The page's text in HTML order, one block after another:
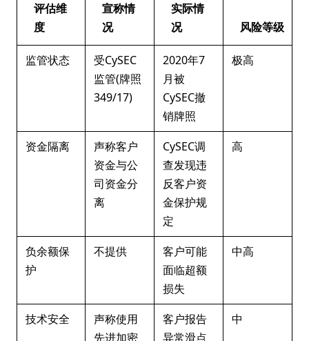
评估维
度
宣称情
况
实际情
况
风险等级
监管状态
受CySEC
监管(牌照
349/17)
2020年7
月被
CySEC撤
销牌照
极高
资金隔离
声称客户
资金与公
司资金分
离
CySEC调
查发现违
反客户资
金保护规
定
高
负余额保
护
不提供
客户可能
面临超额
损失
中高
技术安全
声称使用
先进加密
客户报告
异常滑点
中